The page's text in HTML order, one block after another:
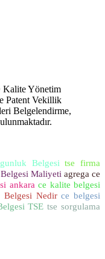
Kalite Yönetim
Patent Vekillik
Belgelendirme,
Belgesi tse firma
Maliyeti agrega ce
ankara ce kalite belgesi
Belgesi Nedir ce belgesi
TSE tse sorgulama